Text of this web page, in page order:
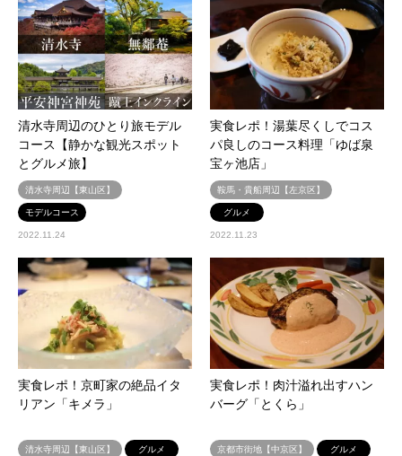
清水寺周辺のひとり旅モデル
コース【静かな観光スポット
とグルメ旅】
清水寺周辺【東山区】
モデルコース
2022.11.24
実食レポ！湯葉尽くしでコス
パ良しのコース料理「ゆば泉
宝ヶ池店」
鞍馬・貴船周辺【左京区】
グルメ
2022.11.23
実食レポ！京町家の絶品イタ
リアン「キメラ」
清水寺周辺【東山区】 グルメ
実食レポ！肉汁溢れ出すハン
バーグ「とくら」
京都市街地【中京区】 グルメ